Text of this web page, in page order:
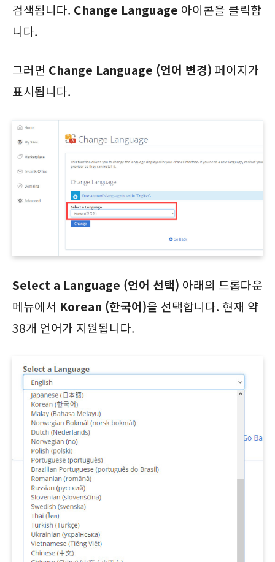
검색됩니다. Change Language 아이콘을 클릭합
니다.
그러면 Change Language (언어 변경) 페이지가
표시됩니다.
Select a Language (언어 선택) 아래의 드롭다운
메뉴에서 Korean (한국어)을 선택합니다. 현재 약
38개 언어가 지원됩니다.